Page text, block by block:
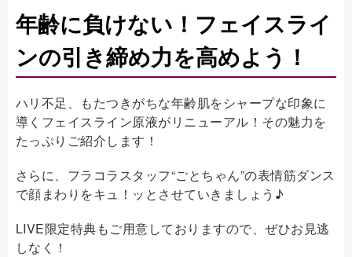
年齢に負けない！フェイスライ
ンの引き締め力を高めよう！
ハリ不足、もたつきがちな年齢肌をシャープな印象に
導くフェイスライン原液がリニューアル！その魅力を
たっぷりご紹介します！
さらに、フラコラスタッフ“ごとちゃん”の表情筋ダンス
で顔まわりをキュ！ッとさせていきましょう♪
LIVE限定特典もご用意しておりますので、ぜひお見逃
しなく！